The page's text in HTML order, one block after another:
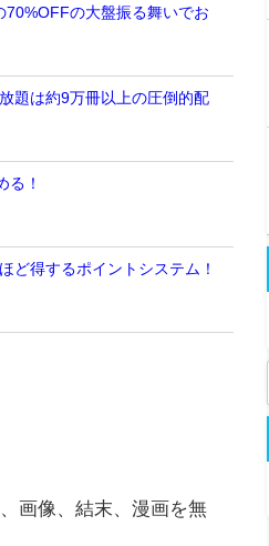
の大盤振る舞いでお
題は約9万冊以上の圧倒的配
る！
ど得するポイントシステム！
画像、結末、漫画を無